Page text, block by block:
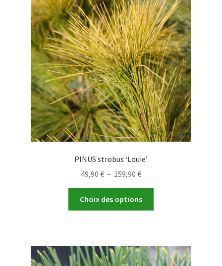
PINUS strobus ‘Louie’
49,90 € – 159,90 €Plage
de
prix :
49,90 €
Choix des options
Les